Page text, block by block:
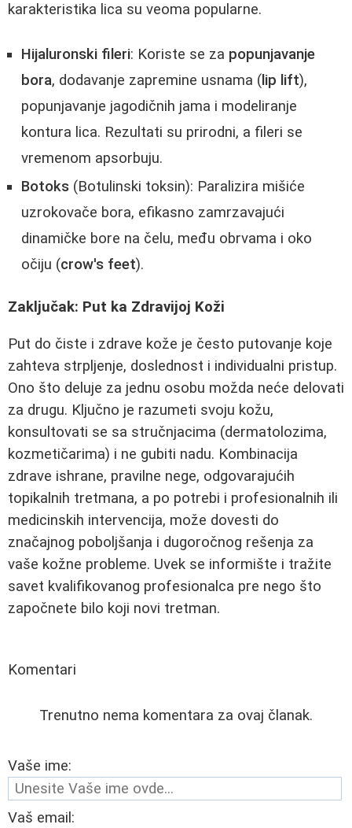
karakteristika lica su veoma popularne.
Hijaluronski fileri: Koriste se za popunjavanje
bora, dodavanje zapremine usnama ( lip lift),
popunjavanje jagodičnih jama i modeliranje
kontura lica. Rezultati su prirodni, a fileri se
vremenom apsorbuju.
Botoks (Botulinski toksin): Paralizira mišiće
uzrokovače bora, efikasno zamrzavajući
dinamičke bore na čelu, među obrvama i oko
očiju (crow's feet).
Zaključak: Put ka Zdravijoj Koži
Put do čiste i zdrave kože je često putovanje koje
zahteva strpljenje, doslednost i individualni pristup.
Ono što deluje za jednu osobu možda neće delovati
za drugu. Ključno je razumeti svoju kožu,
konsultovati se sa stručnjacima (dermatolozima,
kozmetičarima) i ne gubiti nadu. Kombinacija
zdrave ishrane, pravilne nege, odgovarajućih
topikalnih tretmana, a po potrebi i profesionalnih ili
medicinskih intervencija, može dovesti do
značajnog poboljšanja i dugoročnog rešenja za
vaše kožne probleme. Uvek se informište i tražite
savet kvalifikovanog profesionalca pre nego što
započnete bilo koji novi tretman.
Komentari
Trenutno nema komentara za ovaj članak.
Vaše ime:
Vaš email: